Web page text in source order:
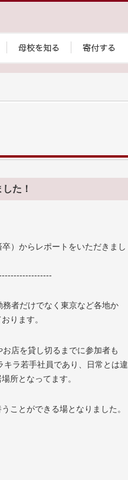
た！
）からレポートをいただきまし
者だけでなく東京など各地か
ります。
店を貸し切るまでに参加者も
ラ若手社員であり、日常とは違
所となってます。
ことができる場となりました。